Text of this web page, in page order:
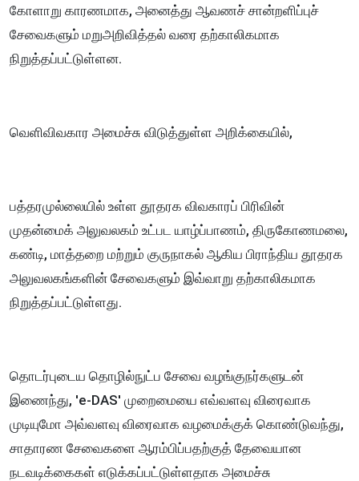
கோளாறு காரணமாக, அனைத்து ஆவணச் சான்றளிப்புச்
சேவைகளும் மறுஅறிவித்தல் வரை தற்காலிகமாக
நிறுத்தப்பட்டுள்ளன.
வெளிவிவகார அமைச்சு விடுத்துள்ள அறிக்கையில்,
பத்தரமுல்லையில் உள்ள தூதரக விவகாரப் பிரிவின்
முதன்மைக் அலுவலகம் உட்பட யாழ்ப்பாணம், திருகோணமலை,
கண்டி, மாத்தறை மற்றும் குருநாகல் ஆகிய பிராந்திய தூதரக
அலுவலகங்களின் சேவைகளும் இவ்வாறு தற்காலிகமாக
நிறுத்தப்பட்டுள்ளது.
தொடர்புடைய தொழில்நுட்ப சேவை வழங்குநர்களுடன்
இணைந்து, 'e-DAS' முறைமையை எவ்வளவு விரைவாக
முடியுமோ அவ்வளவு விரைவாக வழமைக்குக் கொண்டுவந்து,
சாதாரண சேவைகளை ஆரம்பிப்பதற்குத் தேவையான
நடவடிக்கைகள் எடுக்கப்பட்டுள்ளதாக அமைச்சு